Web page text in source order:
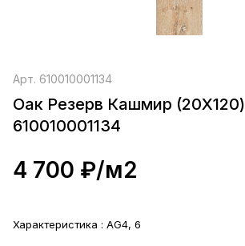
Арт. 610010001134
Оак Резерв Кашмир (20X120)
610010001134
4 700 ₽/м2
Характеристика : AG4, 6